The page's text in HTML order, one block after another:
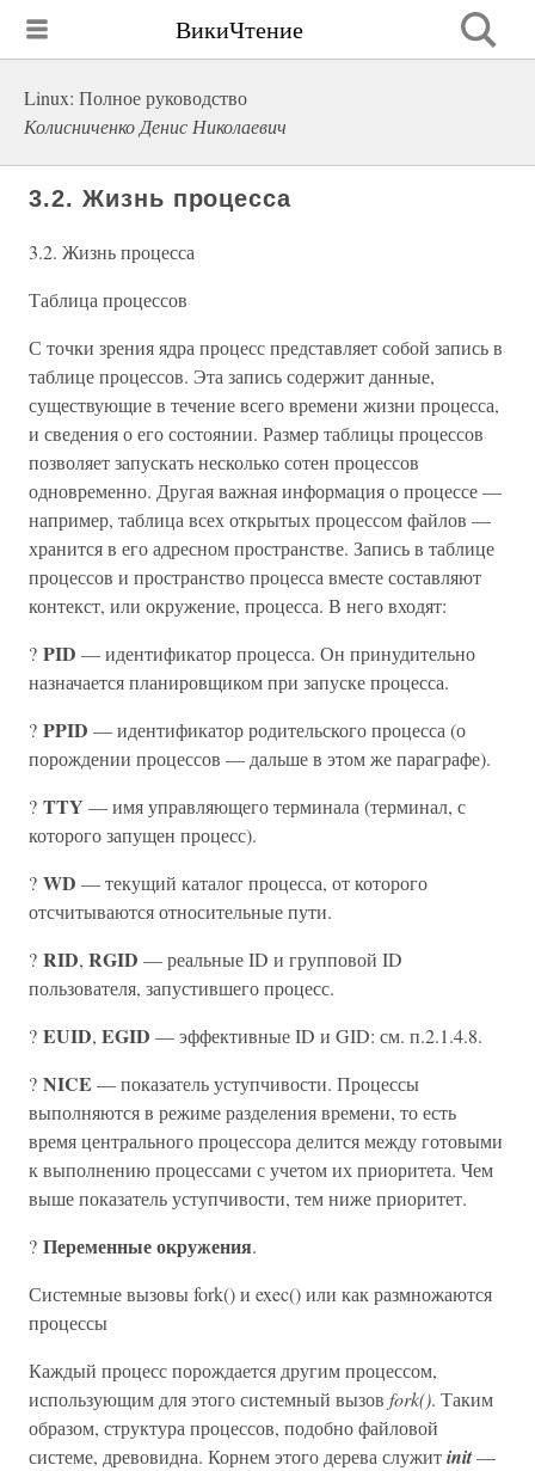
ВикиЧтение
Linux: Полное руководство
Колисниченко Денис Николаевич
3.2. Жизнь процесса
3.2. Жизнь процесса
Таблица процессов
С точки зрения ядра процесс представляет собой запись в
таблице процессов. Эта запись содержит данные,
существующие в течение всего времени жизни процесса,
и сведения о его состоянии. Размер таблицы процессов
позволяет запускать несколько сотен процессов
одновременно. Другая важная информация о процессе —
например, таблица всех открытых процессом файлов —
хранится в его адресном пространстве. Запись в таблице
процессов и пространство процесса вместе составляют
контекст, или окружение, процесса. В него входят:
? PID — идентификатор процесса. Он принудительно
назначается планировщиком при запуске процесса.
? PPID — идентификатор родительского процесса (о
порождении процессов — дальше в этом же параграфе).
? TTY — имя управляющего терминала (терминал, с
которого запущен процесс).
? WD — текущий каталог процесса, от которого
отсчитываются относительные пути.
? RID, RGID — реальные ID и групповой ID
пользователя, запустившего процесс.
? EUID, EGID — эффективные ID и GID: см. п.2.1.4.8.
? NICE — показатель уступчивости. Процессы
выполняются в режиме разделения времени, то есть
время центрального процессора делится между готовыми
к выполнению процессами с учетом их приоритета. Чем
выше показатель уступчивости, тем ниже приоритет.
? Переменные окружения.
Системные вызовы fork() и exec() или как размножаются
процессы
Каждый процесс порождается другим процессом,
использующим для этого системный вызов fork(). Таким
образом, структура процессов, подобно файловой
системе, древовидна. Корнем этого дерева служитinit—